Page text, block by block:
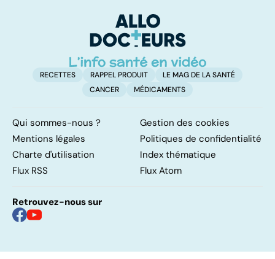
RECETTES RAPPEL PRODUIT
LE MAG DE LA SANTÉ
CANCER
MÉDICAMENTS
Qui sommes-nous ?
Gestion des cookies
Mentions légales
Politiques de confidentialité
Charte d'utilisation
Index thématique
Flux RSS
Flux Atom
Retrouvez-nous sur